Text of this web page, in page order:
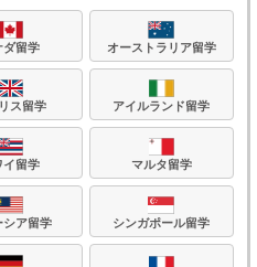
ダ留学 オーストラリア留学
ス留学 アイルランド留学
イ留学 マルタ留学
シア留学 シンガポール留学